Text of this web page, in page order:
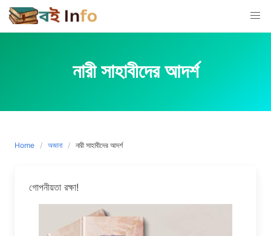
Skip
to
content
নারী সাহাবীদের আদর্শ
Home অজানা নারী সাহাবীদের আদর্শ
গোপনীয়তা রক্ষা!